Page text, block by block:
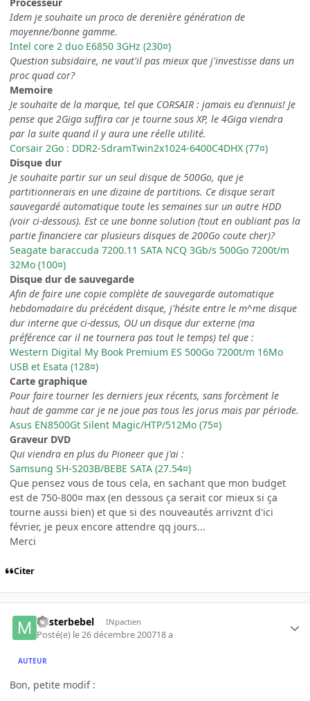
Idem je souhaite un proco de derenière génération de
moyenne/bonne gamme.
Intel core 2 duo E6850 3GHz (230¤)
Question subsidaire, ne vaut'il pas mieux que j'investisse dans un
proc quad cor?
Memoire
Je souhaite de la marque, tel que CORSAIR : jamais eu d'ennuis! Je
pense que 2Giga suffira car je tourne sous XP, le 4Giga viendra
par la suite quand il y aura une réelle utilité.
Corsair 2Go : DDR2-SdramTwin2x1024-6400C4DHX (77¤)
Disque dur
Je souhaite partir sur un seul disque de 500Go, que je
partitionnerais en une dizaine de partitions. Ce disque serait
sauvegardé automatique toute les semaines sur un autre HDD
(voir ci-dessous). Est ce une bonne solution (tout en oubliant pas la
partie financiere car plusieurs disques de 200Go coute cher)?
Seagate baraccuda 7200.11 SATA NCQ 3Gb/s 500Go 7200t/m
32Mo (100¤)
Disque dur de sauvegarde
Afin de faire une copie complète de sauvegarde automatique
hebdomadaire du précédent disque, j'hésite entre le m^me disque
dur interne que ci-dessus, OU un disque dur externe (ma
préférence car il ne tournera pas tout le temps) tel que :
Western Digital My Book Premium ES 500Go 7200t/m 16Mo
USB et Esata (128¤)
Carte graphique
Pour faire tourner les derniers jeux récents, sans forcèment le
haut de gamme car je ne joue pas tous les jorus mais par période.
Asus EN8500Gt Silent Magic/HTP/512Mo (75¤)
Graveur DVD
Qui viendra en plus du Pioneer que j'ai :
Samsung SH-S203B/BEBE SATA (27.54¤)
Que pensez vous de tous cela, en sachant que mon budget
est de 750-800¤ max (en dessous ça serait cor mieux si ça
tourne aussi bien) et que si des nouveautés arrivznt d'ici
février, je peux encore attendre qq jours...
Merci
Citer
misterbebel INpactien
Posté(e) le 26 décembre 200718 a
AUTEUR
Bon, petite modif :